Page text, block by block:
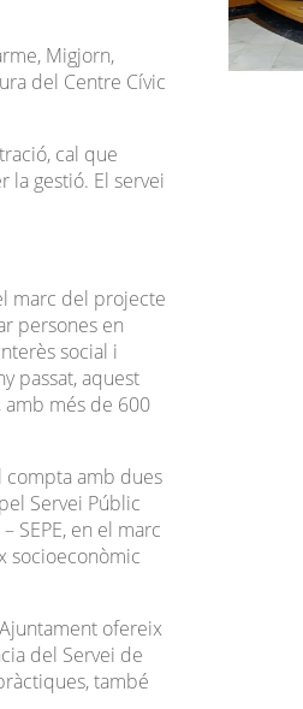
Migjorn,
del Centre Cívic
cal que
la gestió. El servei
marc del projecte
persones en
social i
passat, aquest
amb més de 600
compta amb dues
Servei Públic
SEPE, en el marc
socioeconòmic
ofereix
del Servei de
també